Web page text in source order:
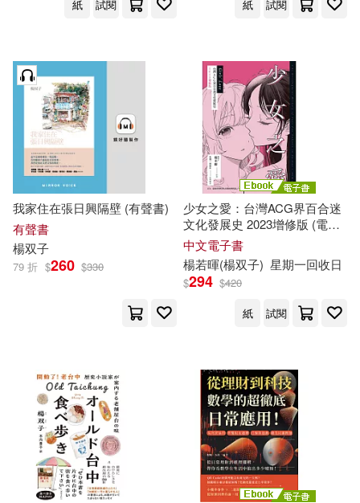
紙 試閱 紙 試閱
我家住在張日興隔壁 (有聲書)
有聲書
楊双子
79 折 $260 $330
少女之愛：台灣ACG界百合迷
文化發展史 2023增修版 (電子
書)
中文電子書
楊若暉(楊双子) 星期一回收日
$294 $420
紙
試閱